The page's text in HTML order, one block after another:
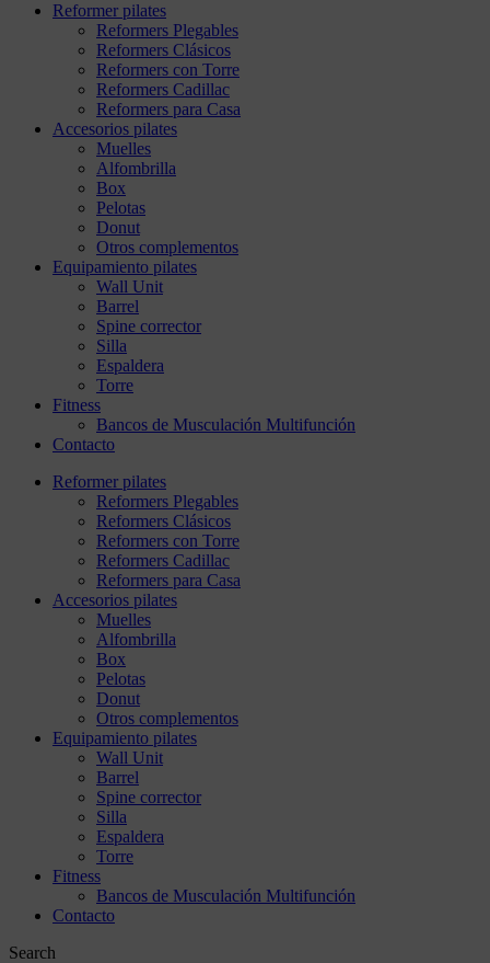
Reformer pilates
Reformers Plegables
Reformers Clásicos
Reformers con Torre
Reformers Cadillac
Reformers para Casa
Accesorios pilates
Muelles
Alfombrilla
Box
Pelotas
Donut
Otros complementos
Equipamiento pilates
Wall Unit
Barrel
Spine corrector
Silla
Espaldera
Torre
Fitness
Bancos de Musculación Multifunción
Contacto
Reformer pilates
Reformers Plegables
Reformers Clásicos
Reformers con Torre
Reformers Cadillac
Reformers para Casa
Accesorios pilates
Muelles
Alfombrilla
Box
Pelotas
Donut
Otros complementos
Equipamiento pilates
Wall Unit
Barrel
Spine corrector
Silla
Espaldera
Torre
Fitness
Bancos de Musculación Multifunción
Contacto
Search